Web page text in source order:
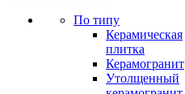
По типу
Керамическая
плитка
Керамогранит
Утолщенный